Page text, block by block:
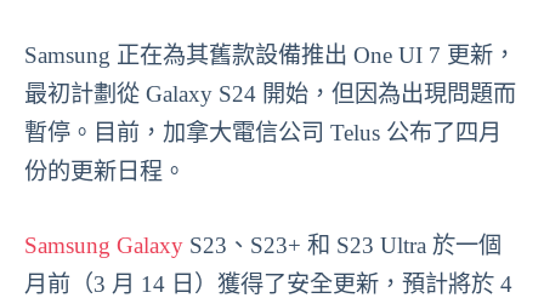
Samsung 正在為其舊款設備推出 One UI 7 更新，
最初計劃從 Galaxy S24 開始，但因為出現問題而
暫停。目前，加拿大電信公司 Telus 公布了四月
份的更新日程。
Samsung Galaxy S23、S23+ 和 S23 Ultra 於一個
月前（3 月 14 日）獲得了安全更新，預計將於 4